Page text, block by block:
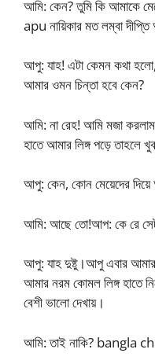
আমি: কেন? তুমি কি আমাকে
apu নায়িকার মত লম্বা
আপু: যাহ! এটা কেমন কথা
আমার ওমন চিন্তা হবে কেন?
আমি: না রেহ! আমি মজা
হাতে আমার লিঙ্গ পড়ে তাহলে খুব
আপু: কেন, কোন মেয়েদের
আমি: আছে তো!আপ: কে রে
আপু: যাহ দুষ্টু।আপু এবার আমার
আমার নরম কোমল লিঙ্গ হাতে
বেশী ভালো দেখায়।
আমি: তাই নাকি? bangla